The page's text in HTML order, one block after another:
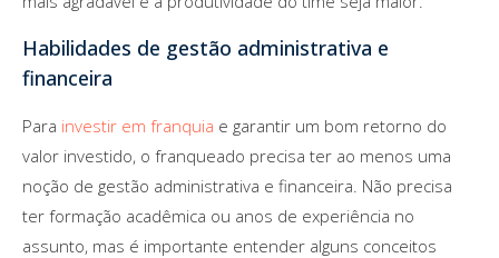
Habilidades de gestão administrativa e
financeira
Para investir em franquia e garantir um bom retorno do
valor investido, o franqueado precisa ter ao menos uma
noção de gestão administrativa e financeira. Não precisa
ter formação acadêmica ou anos de experiência no
assunto, mas é importante entender alguns conceitos